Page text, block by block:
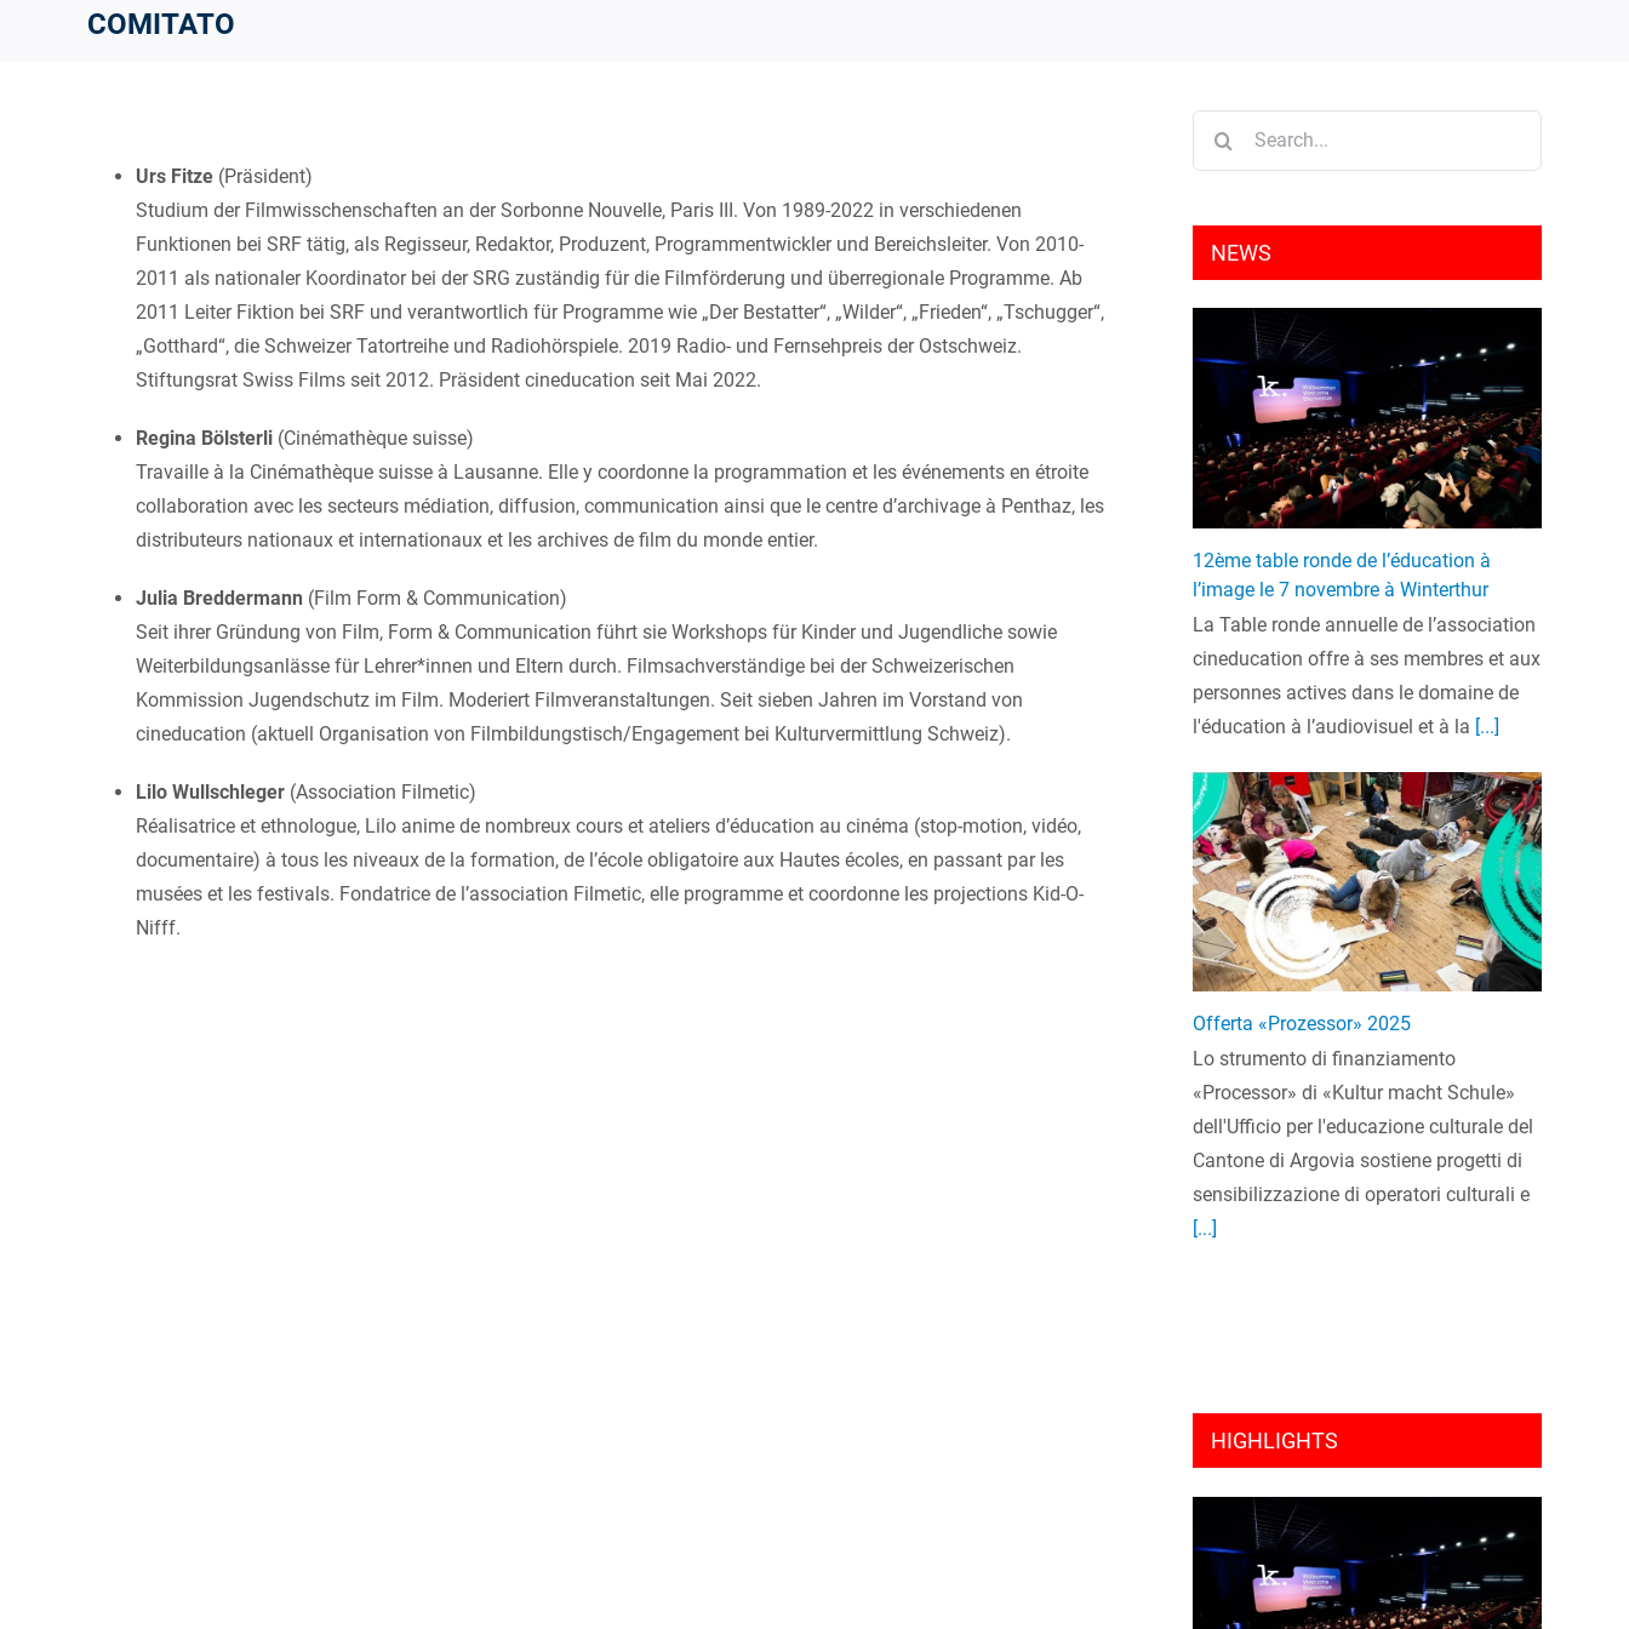
COMITATO
Urs Fitze (Präsident)
Studium der Filmwisschenschaften an der Sorbonne Nouvelle, Paris III. Von 1989-2022 in verschiedenen
Funktionen bei SRF tätig, als Regisseur, Redaktor, Produzent, Programmentwickler und Bereichsleiter. Von 2010-
2011 als nationaler Koordinator bei der SRG zuständig für die Filmförderung und überregionale Programme. Ab
2011 Leiter Fiktion bei SRF und verantwortlich für Programme wie „Der Bestatter“, „Wilder“, „Frieden“, „Tschugger“,
„Gotthard“, die Schweizer Tatortreihe und Radiohörspiele. 2019 Radio- und Fernsehpreis der Ostschweiz.
Stiftungsrat Swiss Films seit 2012. Präsident cineducation seit Mai 2022.
Regina Bölsterli (Cinémathèque suisse)
Travaille à la Cinémathèque suisse à Lausanne. Elle y coordonne la programmation et les événements en étroite
collaboration avec les secteurs médiation, diffusion, communication ainsi que le centre d’archivage à Penthaz, les
distributeurs nationaux et internationaux et les archives de film du monde entier.
Julia Breddermann (Film Form & Communication)
Seit ihrer Gründung von Film, Form & Communication führt sie Workshops für Kinder und Jugendliche sowie
Weiterbildungsanlässe für Lehrer*innen und Eltern durch. Filmsachverständige bei der Schweizerischen
Kommission Jugendschutz im Film. Moderiert Filmveranstaltungen. Seit sieben Jahren im Vorstand von
cineducation (aktuell Organisation von Filmbildungstisch/Engagement bei Kulturvermittlung Schweiz).
Lilo Wullschleger (Association Filmetic)
Réalisatrice et ethnologue, Lilo anime de nombreux cours et ateliers d’éducation au cinéma (stop-motion, vidéo,
documentaire) à tous les niveaux de la formation, de l’école obligatoire aux Hautes écoles, en passant par les
musées et les festivals. Fondatrice de l’association Filmetic, elle programme et coordonne les projections Kid-O-
Nifff.
NEWS
12ème table ronde de l’éducation à
l’image le 7 novembre à Winterthur
La Table ronde annuelle de l’association
cineducation offre à ses membres et aux
personnes actives dans le domaine de
l'éducation à l’audiovisuel et à la [...]
Offerta «Prozessor» 2025
Lo strumento di finanziamento
«Processor» di «Kultur macht Schule»
dell'Ufficio per l'educazione culturale del
Cantone di Argovia sostiene progetti di
sensibilizzazione di operatori culturali e
[...]
HIGHLIGHTS